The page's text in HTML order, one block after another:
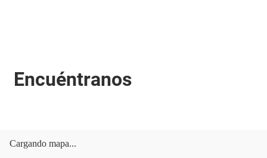
Encuéntranos
Cargando mapa...